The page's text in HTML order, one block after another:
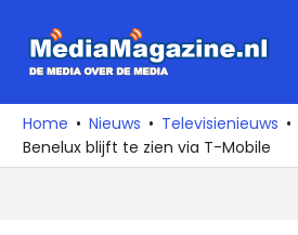
naar
media
over
de
Home Nieuws Televisienieuws
Benelux blijft te zien via T-Mobile